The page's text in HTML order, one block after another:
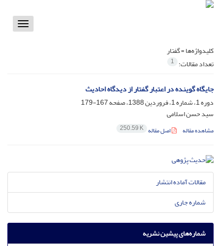
Toggle
کلیدواژه‌ها =گفتار
تعداد مقالات: 1
جایگاه گوینده در اعتبار گفتار از دیدگاه احادیث
دوره 1، شماره 1، فروردین 1388، صفحه
167-179
سید حسن اسلامی
مشاهده مقاله اصل مقاله 250.59 K
مقالات آماده انتشار
شماره جاری
شماره‌های پیشین نشریه